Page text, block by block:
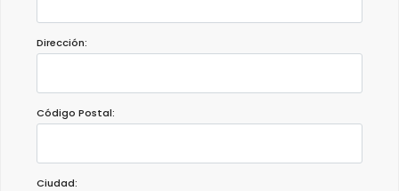
Dirección:
Código Postal:
Ciudad: